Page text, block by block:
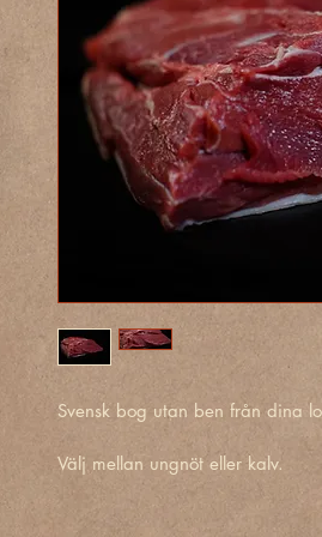
Svensk bog utan ben från dina
Välj mellan ungnöt eller kalv.